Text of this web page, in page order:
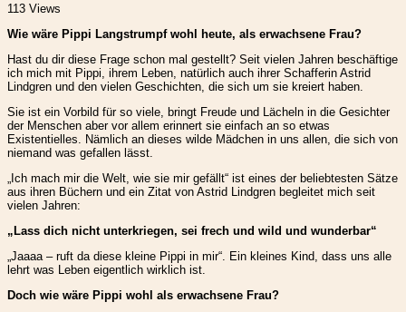
113 Views
Wie wäre Pippi Langstrumpf wohl heute, als erwachsene Frau?
Hast du dir diese Frage schon mal gestellt? Seit vielen Jahren beschäftige
ich mich mit Pippi, ihrem Leben, natürlich auch ihrer Schafferin Astrid
Lindgren und den vielen Geschichten, die sich um sie kreiert haben.
Sie ist ein Vorbild für so viele, bringt Freude und Lächeln in die Gesichter
der Menschen aber vor allem erinnert sie einfach an so etwas
Existentielles. Nämlich an dieses wilde Mädchen in uns allen, die sich von
niemand was gefallen lässt.
„Ich mach mir die Welt, wie sie mir gefällt“ ist eines der beliebtesten Sätze
aus ihren Büchern und ein Zitat von Astrid Lindgren begleitet mich seit
vielen Jahren:
„Lass dich nicht unterkriegen, sei frech und wild und wunderbar“
„Jaaaa – ruft da diese kleine Pippi in mir“. Ein kleines Kind, dass uns alle
lehrt was Leben eigentlich wirklich ist.
Doch wie wäre Pippi wohl als erwachsene Frau?